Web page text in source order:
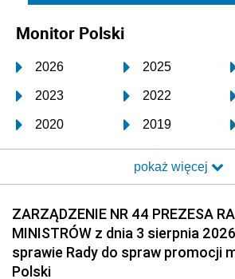
Monitor Polski
2026 2025
2023 2022
2020 2019
2017 2016
2014 2013
2011 2010
2008 2007
2005
pokaż więcej
ZARZĄDZENIE NR 44 PREZESA
MINISTRÓW z dnia 3 sierpnia
sprawie Rady do spraw promocji
Polski